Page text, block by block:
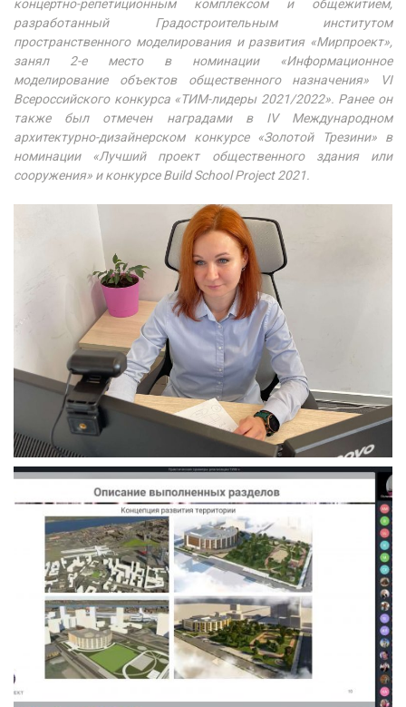
концертно-репетиционным комплексом и общежитием,
разработанный Градостроительным институтом
пространственного моделирования и развития «Мирпроект»,
занял 2-е место в номинации «Информационное
моделирование объектов общественного назначения» VI
Всероссийского конкурса «ТИМ-лидеры 2021/2022». Ранее он
также был отмечен наградами в IV Международном
архитектурно-дизайнерском конкурсе «Золотой Трезини» в
номинации «Лучший проект общественного здания или
сооружения» и конкурсе Build School Project 2021.